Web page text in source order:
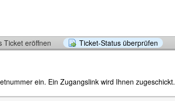
Ticket eröffnen Ticket-Status überprüfen
ein. Ein Zugangslink wird Ihnen zugeschickt.